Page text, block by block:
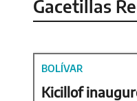
Gacetillas
BOLÍVAR
Kicillof